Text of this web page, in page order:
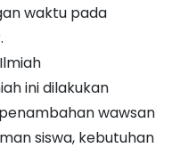
waktu pada
ini dilakukan
wawsan
siswa, kebutuhan